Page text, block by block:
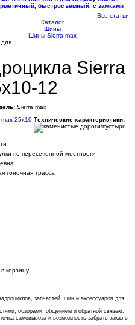
быстросъёмный, с замками
Все статьи
Каталог
Шины
Шины Sierra max
для…
Sierra
12
Sierra max
Технические характеристики:
по пересеченной местности
гоночная трасса
корзину
запчастей, шин и аксессуаров для
обзорами, общением и обратной связью.
самовывоза и возможность забрать заказ в